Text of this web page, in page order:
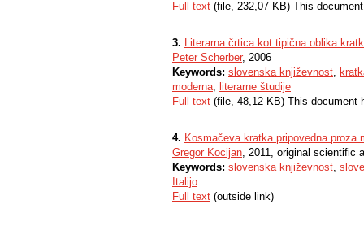
Full text (file, 232,07 KB) This
3. Literarna črtica kot tipična oblika
Peter Scherber, 2006
Keywords: slovenska književnost,
moderna, literarne študije
Full text (file, 48,12 KB) This document
4. Kosmačeva kratka pripovedna proza
Gregor Kocijan, 2011, original scientific
Keywords: slovenska književnost,
Italijo
Full text (outside link)